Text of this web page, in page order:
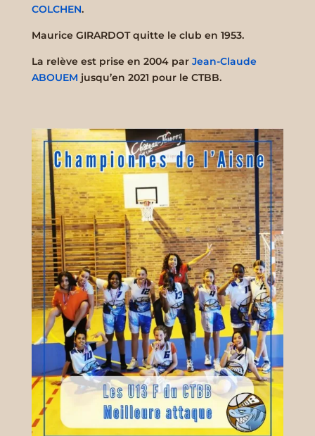
COLCHEN.
Maurice GIRARDOT quitte le club en 1953.
La relève est prise en 2004 par Jean-Claude
ABOUEM jusqu’en 2021 pour le CTBB.